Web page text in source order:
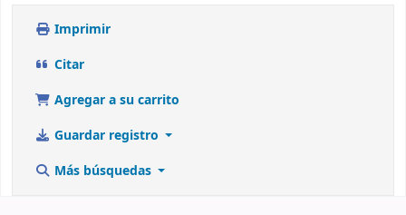
Imprimir
Citar
Agregar a su carrito
Guardar registro
Más búsquedas